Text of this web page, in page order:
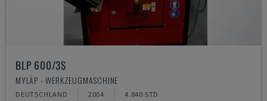
BLP 600/3S
MYLÄP - WERKZEUGMASCHINE
DEUTSCHLAND 2004 4.840 STD